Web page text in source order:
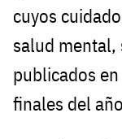
cuyos
salud mental,
publicados
finales del